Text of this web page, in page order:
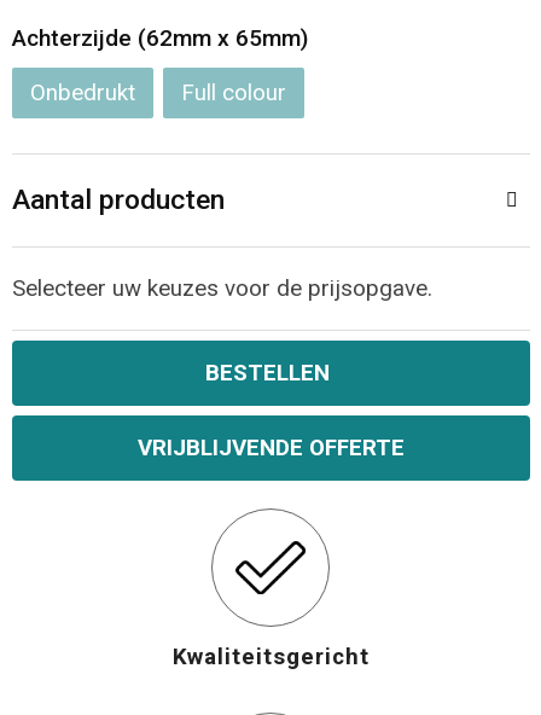
Achterzijde (62mm x 65mm)
Onbedrukt Full colour
Aantal producten
Selecteer uw keuzes voor de prijsopgave.
BESTELLEN
VRIJBLIJVENDE OFFERTE
Kwaliteitsgericht